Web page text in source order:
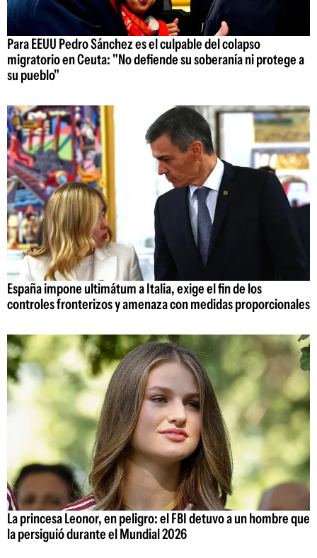
Para EEUU Pedro Sánchez es el culpable del colapso
migratorio en Ceuta: "No defiende su soberanía ni protege a
su pueblo"
España impone ultimátum a Italia, exige el fin de los
controles fronterizos y amenaza con medidas proporcionales
La princesa Leonor, en peligro: el FBI detuvo a un hombre que
la persiguió durante el Mundial 2026